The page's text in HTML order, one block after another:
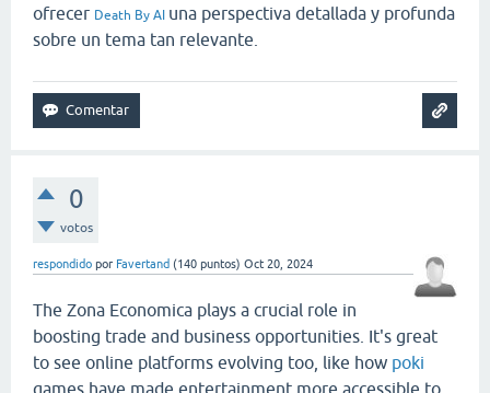
ofrecer Death By AI una perspectiva detallada y profunda
sobre un tema tan relevante.
0
votos
respondido por Favertand (140 puntos) Oct 20, 2024
The Zona Economica plays a crucial role in
boosting trade and business opportunities. It's great
to see online platforms evolving too, like how poki
games have made entertainment more accessible to